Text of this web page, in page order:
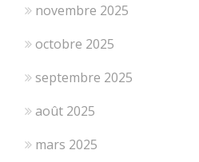
novembre 2025
octobre 2025
septembre 2025
août 2025
mars 2025